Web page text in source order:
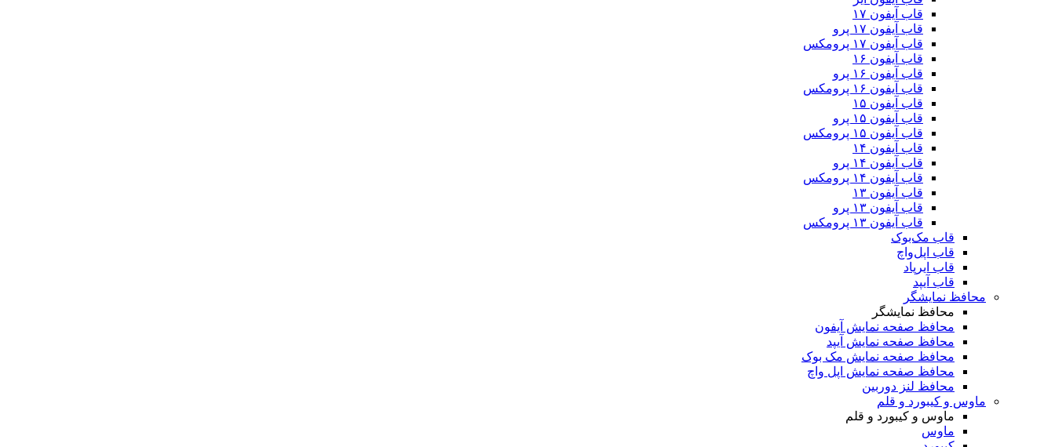
قاب آیفون ۱۷
قاب آیفون ۱۷ پرو
قاب آیفون ۱۷ پرومکس
قاب آیفون ۱۶
قاب آیفون ۱۶ پرو
قاب آیفون ۱۶ پرومکس
قاب آیفون ۱۵
قاب آیفون ۱۵ پرو
قاب آیفون ۱۵ پرومکس
قاب آیفون ۱۴
قاب آیفون ۱۴ پرو
قاب آیفون ۱۴ پرومکس
قاب آیفون ۱۳
قاب آیفون ۱۳ پرو
قاب آیفون ۱۳ پرومکس
قاب مک‌بوک
قاب اپل‌واچ
قاب ایرپاد
قاب آیپد
محافظ نمایشگر
محافظ نمایشگر
محافظ صفحه نمایش آیفون
محافظ صفحه نمایش آیپد
محافظ صفحه نمایش مک بوک
محافظ صفحه نمایش اپل واچ
محافظ لنز دوربین
ماوس و کیبورد و قلم
ماوس و کیبورد و قلم
ماوس